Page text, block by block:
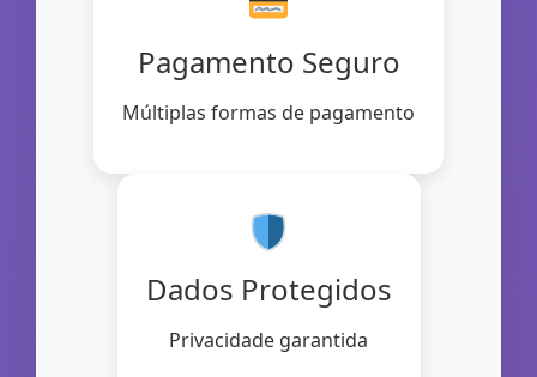
Pagamento Seguro
Múltiplas formas de pagamento
Dados Protegidos
Privacidade garantida